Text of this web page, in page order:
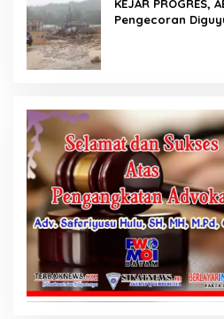
KEJAR PROGRES,
Pengecoran